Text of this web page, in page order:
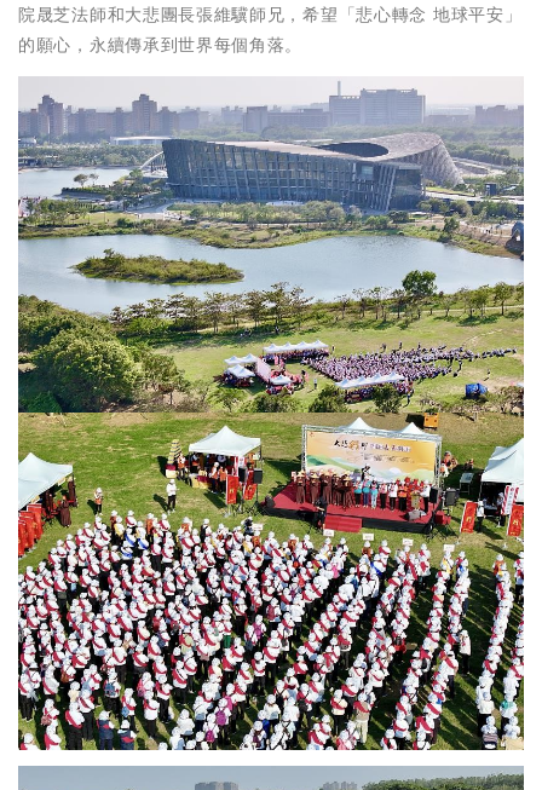
院晟芝法師和大悲團長張維驥師兄，希望「悲心轉念 地球平安」
的願心，永續傳承到世界每個角落。